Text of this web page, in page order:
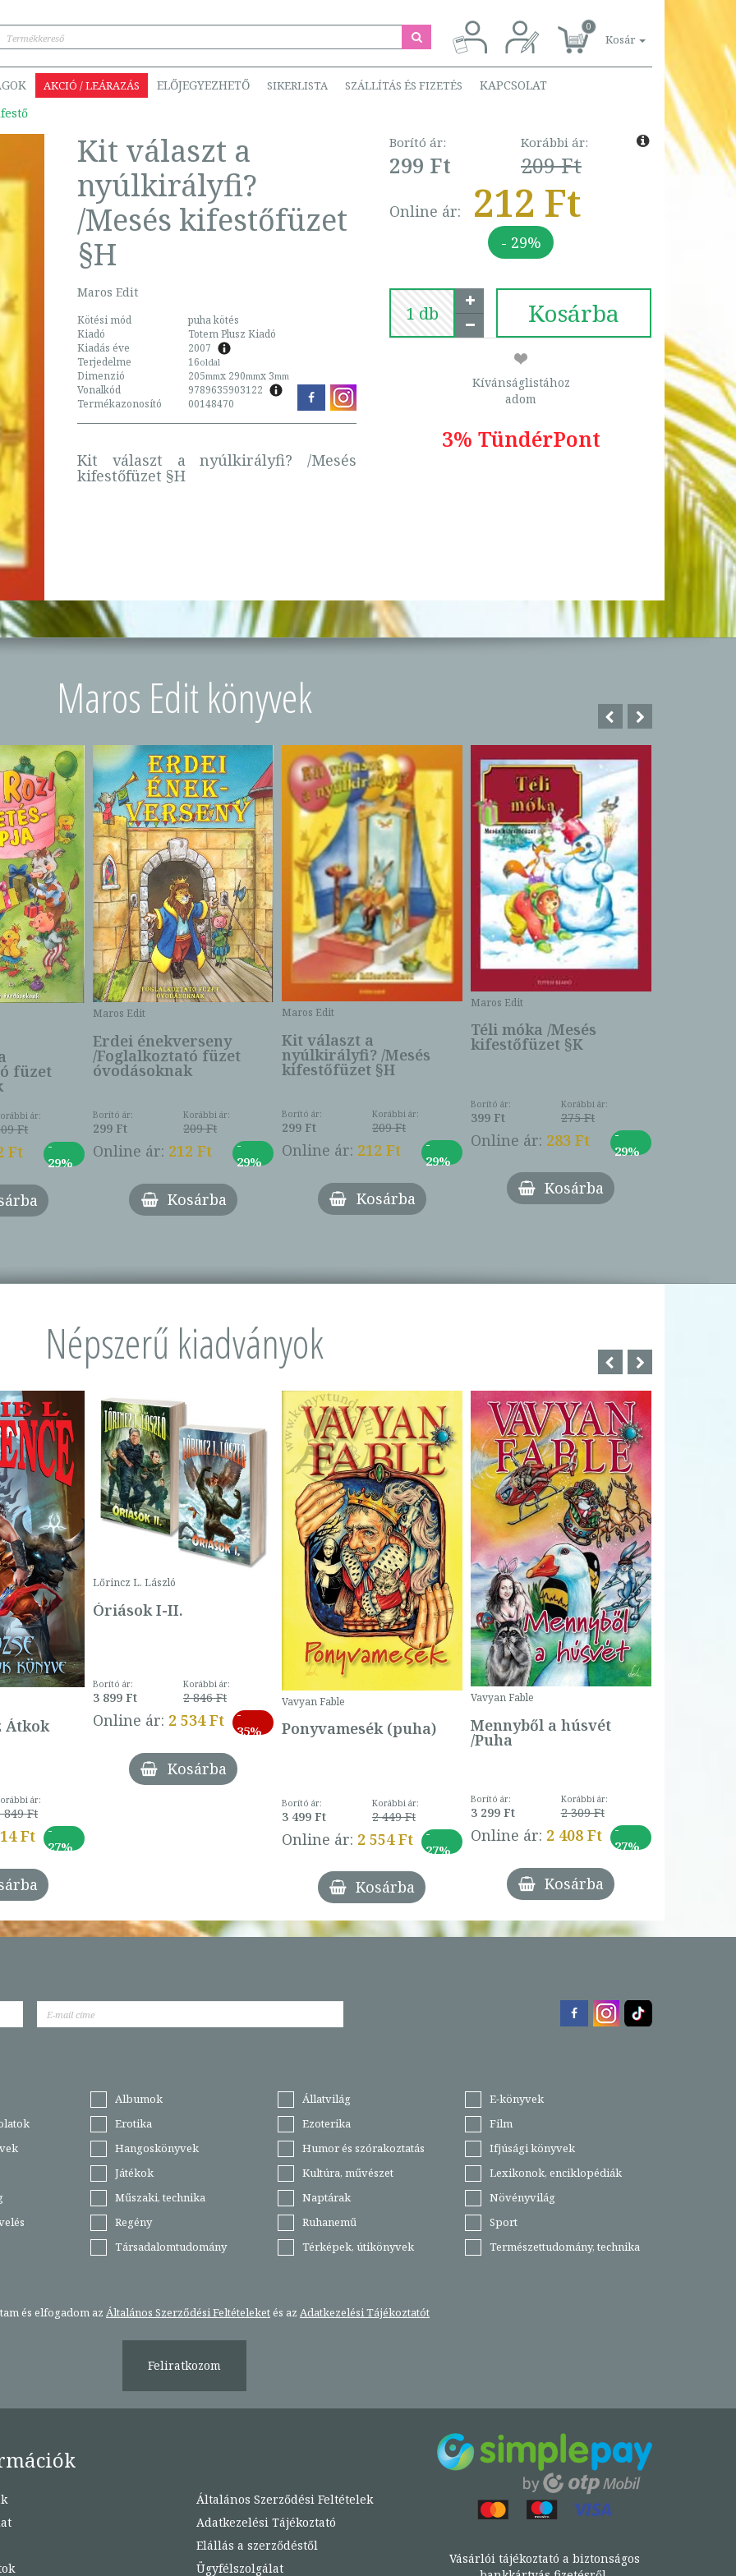
0
Kosár
AKCIÓ / LEÁRAZÁS ELŐJEGYEZHETŐ SIKERLISTA SZÁLLÍTÁS ÉS FIZETÉS KAPCSOLAT
Kit választ a
nyúlkirályfi?
/Mesés kifestőfüzet
§H
Maros Edit
Kötési mód
puha kötés
Kiadó
Totem Plusz Kiadó
Kiadás éve
2007
Terjedelme
16oldal
Dimenzió 205mmx 290mmx 3mm
Vonalkód
9789635903122
Termékazonosító
00148470
Kit választ a nyúlkirályfi? /Mesés
kifestőfüzet §H
Borító ár:
299 Ft
Korábbi ár:
209 Ft
Online ár: 212 Ft
- 29%
Kosárba
Kívánságlistához
adom
3% TündérPont
Maros Edit könyvek
füzet
ár:
Ft
Ft
-
29%
Maros Edit
Erdei énekverseny
/Foglalkoztató füzet
óvodásoknak
Borító ár:
299 Ft
Korábbi ár:
209 Ft
Online ár: 212 Ft
-
29%
Kosárba
Maros Edit
Kit választ a
nyúlkirályfi? /Mesés
kifestőfüzet §H
Borító ár:
299 Ft
Korábbi ár:
209 Ft
Online ár: 212 Ft
-
29%
Kosárba
Maros Edit
Téli móka /Mesés
kifestőfüzet §K
Borító ár:
399 Ft
Korábbi ár:
275 Ft
Online ár: 283 Ft
-
29%
Kosárba
Népszerű kiadványok
Átkok
ár:
849 Ft
Ft
-
27%
Lőrincz L. László
Óriások I-II.
Borító ár:
3 899 Ft
Korábbi ár:
2 846 Ft
Online ár: 2 534 Ft
-
35%
Kosárba
Vavyan Fable
Ponyvamesék (puha)
Borító ár:
3 499 Ft
Korábbi ár:
2 449 Ft
Online ár: 2 554 Ft
-
27%
Kosárba
Vavyan Fable
Mennyből a húsvét
/Puha
Borító ár:
3 299 Ft
Korábbi ár:
2 309 Ft
Online ár: 2 408 Ft
-
27%
Kosárba
Albumok Állatvilág
E-könyvek
Erotika Ezoterika
Film
Hangoskönyvek Humor és szórakoztatás
Ifjúsági könyvek
Játékok Kultúra, művészet
Lexikonok, enciklopédiák
Műszaki, technika Naptárak
Növényvilág
Regény Ruhanemű
Sport
Társadalomtudomány Térképek, útikönyvek
Természettudomány, technika
és elfogadom az Általános Szerződési Feltételeketés az Adatkezelési Tájékoztatót
Feliratkozom
Általános Szerződési Feltételek
Adatkezelési Tájékoztató
Elállás a szerződéstől
Ügyfélszolgálat
Vásárlói tájékoztató a biztonságos